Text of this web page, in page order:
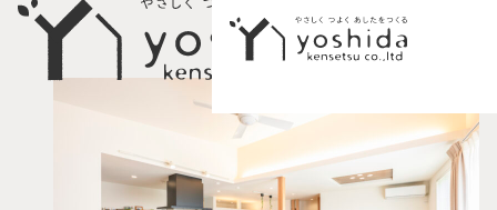
イベント情報
初めての方へ